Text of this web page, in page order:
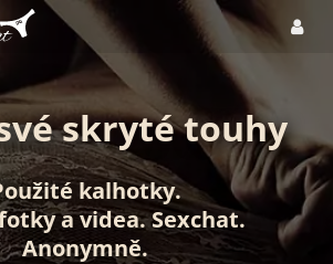
skryté touhy
kalhotky.
avidea.Sexchat.
Anonymně.